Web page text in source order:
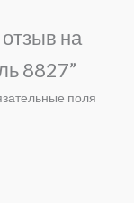
на
8827”
поля